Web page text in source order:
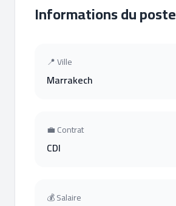
Informations du poste
📍 Ville
Marrakech
💼 Contrat
CDI
💰 Salaire